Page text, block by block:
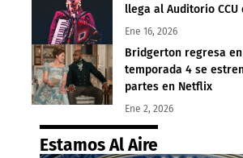
llega al Auditorio
Ene 16, 2026
Bridgerton regresa en
temporada 4 se
partes en Netflix
Ene 2, 2026
Estamos Al Aire